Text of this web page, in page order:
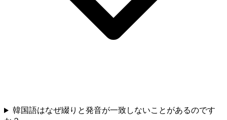
韓国語はなぜ綴りと発音が一致しないことがあるのです